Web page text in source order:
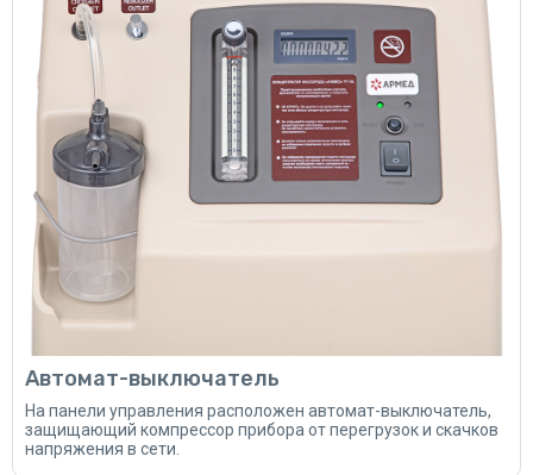
Автомат-выключатель
На панели управления расположен автомат-выключатель,
защищающий компрессор прибора от перегрузок и скачков
напряжения в сети.